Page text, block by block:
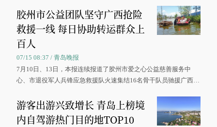
胶州市公益团队坚守广西抢险
救援一线 每日协助转运群众上
百人
07/15 08:37 / 青岛晚报
7月10日、13日，本报连续报道了胶州市爱之心公益慈善服务中
心、市退役军人兵锋应急救援队火速集结16名骨干队员驰援广西灾
游客出游兴致增长 青岛上榜境
内自驾游热门目的地TOP10